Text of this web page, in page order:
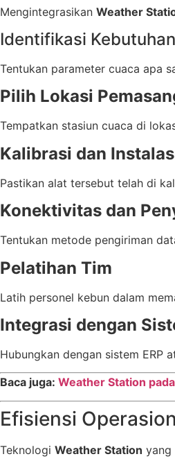
Mengintegrasikan Weather
Identifikasi Kebutuhan
Tentukan parameter cuaca apa
Pilih Lokasi
Tempatkan stasiun cuaca di
Kalibrasi dan
Pastikan alat tersebut telah di
Konektivitas dan
Tentukan metode pengiriman
Pelatihan Tim
Latih personel kebun dalam
Integrasi dengan
Hubungkan dengan sistem ERP
Baca juga: Weather Station
Efisiensi
Teknologi Weather Station yang